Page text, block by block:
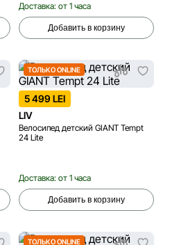
Доставка: от 1 часа
Добавить в корзину
ТОЛЬКО ONLINE
5 499 LEI
LIV
Велосипед детский GIANT Tempt
24 Lite
Доставка: от 1 часа
Добавить в корзину
ТОЛЬКО ONLINE